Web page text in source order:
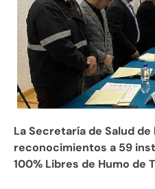
La Secretaría de Salud
reconocimientos a 59
100% Libres de Humo de